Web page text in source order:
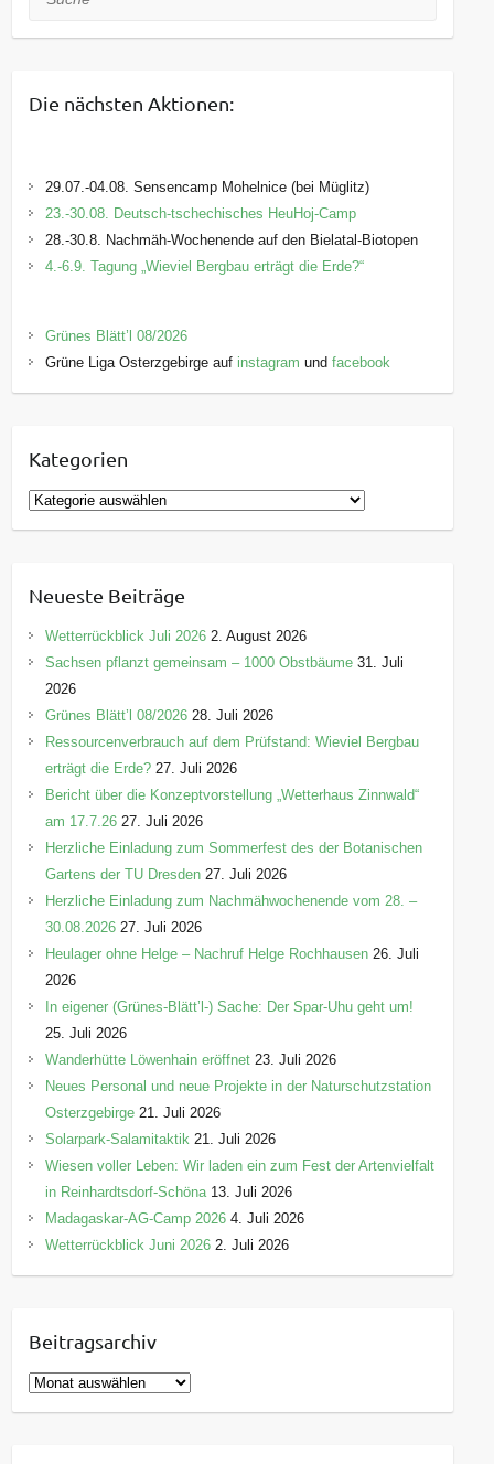
Die nächsten Aktionen:
29.07.-04.08. Sensencamp Mohelnice (bei Müglitz)
23.-30.08. Deutsch-tschechisches HeuHoj-Camp
28.-30.8. Nachmäh-Wochenende auf den Bielatal-Biotopen
4.-6.9. Tagung „Wieviel Bergbau erträgt die Erde?“
Grünes Blätt’l 08/2026
Grüne Liga Osterzgebirge auf instagram undfacebook
Kategorien
K
a
g
o
r
e
n
Neueste Beiträge
Wetterrückblick Juli 2026 2. August 2026
Sachsen pflanzt gemeinsam – 1000 Obstbäume 31. Juli
2026
Grünes Blätt’l 08/2026 28. Juli 2026
Ressourcenverbrauch auf dem Prüfstand: Wieviel Bergbau
erträgt die Erde? 27. Juli 2026
Bericht über die Konzeptvorstellung „Wetterhaus Zinnwald“
am 17.7.26 27. Juli 2026
Herzliche Einladung zum Sommerfest des der Botanischen
Gartens der TU Dresden 27. Juli 2026
Herzliche Einladung zum Nachmähwochenende vom 28. –
30.08.2026 27. Juli 2026
Heulager ohne Helge – Nachruf Helge Rochhausen 26. Juli
2026
In eigener (Grünes-Blätt’l-) Sache: Der Spar-Uhu geht um!
25. Juli 2026
Wanderhütte Löwenhain eröffnet 23. Juli 2026
Neues Personal und neue Projekte in der Naturschutzstation
Osterzgebirge 21. Juli 2026
Solarpark-Salamitaktik 21. Juli 2026
Wiesen voller Leben: Wir laden ein zum Fest der Artenvielfalt
in Reinhardtsdorf-Schöna 13. Juli 2026
Madagaskar-AG-Camp 2026 4. Juli 2026
Wetterrückblick Juni 2026 2. Juli 2026
Beitragsarchiv
B
e